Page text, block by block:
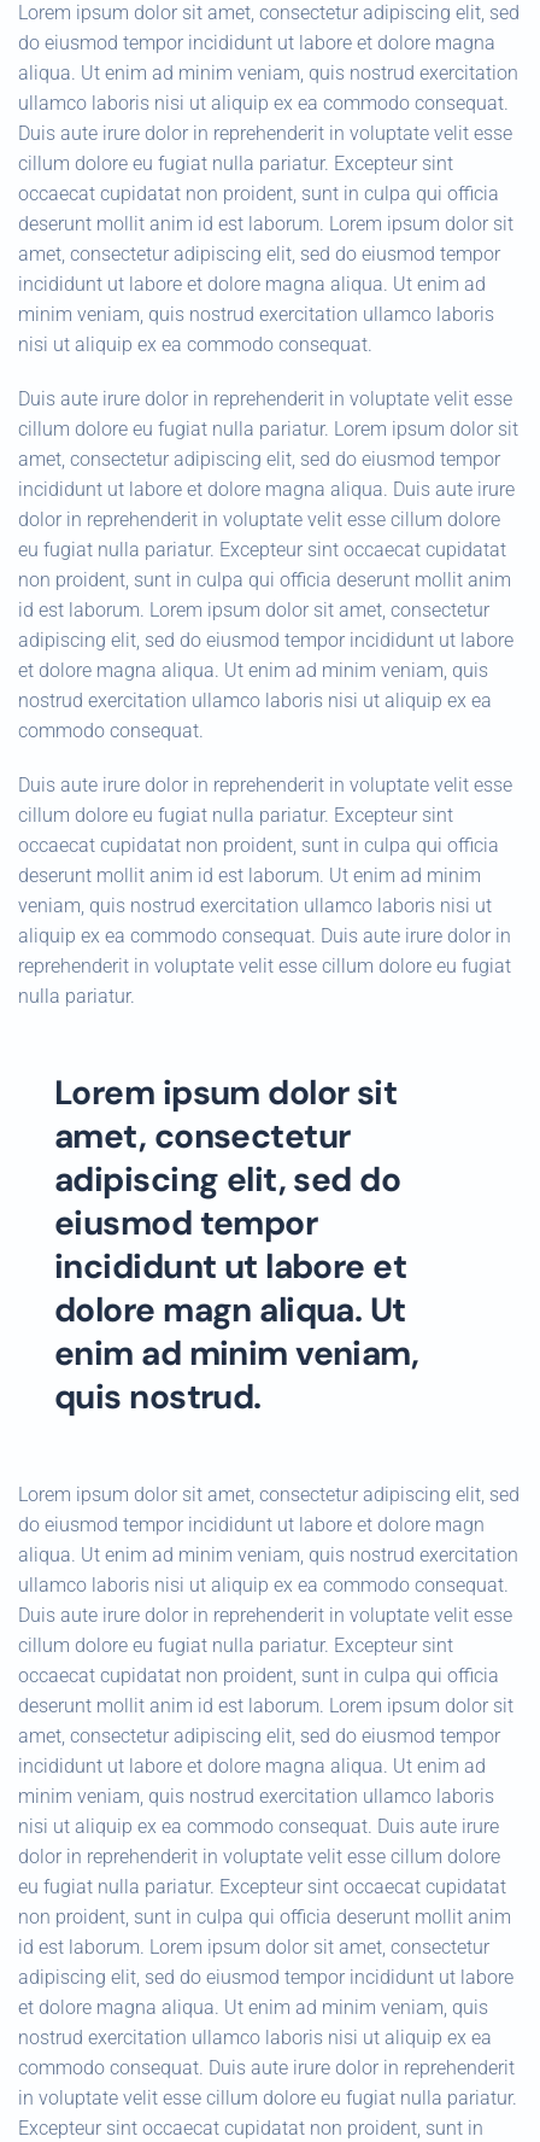
Lorem ipsum dolor sit amet, consectetur adipiscing elit, sed
do eiusmod tempor incididunt ut labore et dolore magna
aliqua. Ut enim ad minim veniam, quis nostrud exercitation
ullamco laboris nisi ut aliquip ex ea commodo consequat.
Duis aute irure dolor in reprehenderit in voluptate velit esse
cillum dolore eu fugiat nulla pariatur. Excepteur sint
occaecat cupidatat non proident, sunt in culpa qui officia
deserunt mollit anim id est laborum. Lorem ipsum dolor sit
amet, consectetur adipiscing elit, sed do eiusmod tempor
incididunt ut labore et dolore magna aliqua. Ut enim ad
minim veniam, quis nostrud exercitation ullamco laboris
nisi ut aliquip ex ea commodo consequat.
Duis aute irure dolor in reprehenderit in voluptate velit esse
cillum dolore eu fugiat nulla pariatur. Lorem ipsum dolor sit
amet, consectetur adipiscing elit, sed do eiusmod tempor
incididunt ut labore et dolore magna aliqua. Duis aute irure
dolor in reprehenderit in voluptate velit esse cillum dolore
eu fugiat nulla pariatur. Excepteur sint occaecat cupidatat
non proident, sunt in culpa qui officia deserunt mollit anim
id est laborum. Lorem ipsum dolor sit amet, consectetur
adipiscing elit, sed do eiusmod tempor incididunt ut labore
et dolore magna aliqua. Ut enim ad minim veniam, quis
nostrud exercitation ullamco laboris nisi ut aliquip ex ea
commodo consequat.
Duis aute irure dolor in reprehenderit in voluptate velit esse
cillum dolore eu fugiat nulla pariatur. Excepteur sint
occaecat cupidatat non proident, sunt in culpa qui officia
deserunt mollit anim id est laborum. Ut enim ad minim
veniam, quis nostrud exercitation ullamco laboris nisi ut
aliquip ex ea commodo consequat. Duis aute irure dolor in
reprehenderit in voluptate velit esse cillum dolore eu fugiat
nulla pariatur.
Lorem ipsum dolor sit
amet, consectetur
adipiscing elit, sed do
eiusmod tempor
incididunt ut labore et
dolore magn aliqua. Ut
enim ad minim veniam,
quis nostrud.
Lorem ipsum dolor sit amet, consectetur adipiscing elit, sed
do eiusmod tempor incididunt ut labore et dolore magn
aliqua. Ut enim ad minim veniam, quis nostrud exercitation
ullamco laboris nisi ut aliquip ex ea commodo consequat.
Duis aute irure dolor in reprehenderit in voluptate velit esse
cillum dolore eu fugiat nulla pariatur. Excepteur sint
occaecat cupidatat non proident, sunt in culpa qui officia
deserunt mollit anim id est laborum. Lorem ipsum dolor sit
amet, consectetur adipiscing elit, sed do eiusmod tempor
incididunt ut labore et dolore magna aliqua. Ut enim ad
minim veniam, quis nostrud exercitation ullamco laboris
nisi ut aliquip ex ea commodo consequat. Duis aute irure
dolor in reprehenderit in voluptate velit esse cillum dolore
eu fugiat nulla pariatur. Excepteur sint occaecat cupidatat
non proident, sunt in culpa qui officia deserunt mollit anim
id est laborum. Lorem ipsum dolor sit amet, consectetur
adipiscing elit, sed do eiusmod tempor incididunt ut labore
et dolore magna aliqua. Ut enim ad minim veniam, quis
nostrud exercitation ullamco laboris nisi ut aliquip ex ea
commodo consequat. Duis aute irure dolor in reprehenderit
in voluptate velit esse cillum dolore eu fugiat nulla pariatur.
Excepteur sint occaecat cupidatat non proident, sunt in